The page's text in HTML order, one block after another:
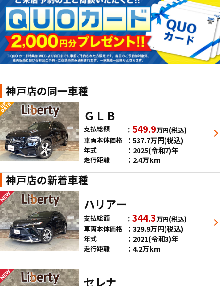
神戸店の同一車種
ＧＬＢ
支払総額 549.9万円(税込)
車両本体価格
537.7万円(税込)
年式 2025(令和7)年
走行距離 2.4万km
神戸店の新着車種
ハリアー
支払総額 344.3万円(税込)
車両本体価格
329.9万円(税込)
年式 2021(令和3)年
走行距離 4.2万km
セレナ